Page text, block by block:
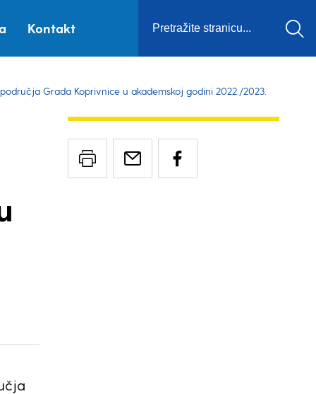
Kontakt
Grada Koprivnice u akademskoj godini 2022./2023.